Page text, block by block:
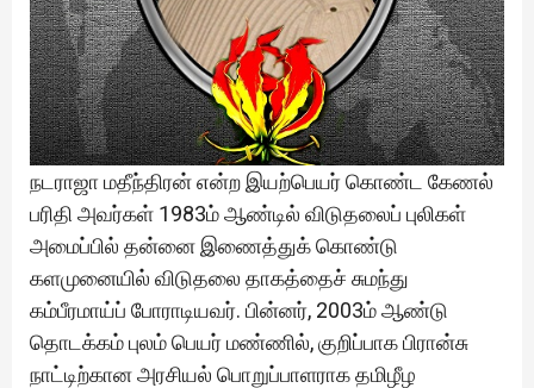
நடராஜா மதீந்திரன் என்ற இயற்பெயர் கொண்ட கேணல்
பரிதி அவர்கள் 1983ம் ஆண்டில் விடுதலைப் புலிகள்
அமைப்பில் தன்னை இணைத்துக் கொண்டு
களமுனையில் விடுதலை தாகத்தைச் சுமந்து
கம்பீரமாய்ப் போராடியவர். பின்னர், 2003ம் ஆண்டு
தொடக்கம் புலம் பெயர் மண்ணில், குறிப்பாக பிரான்சு
நாட்டிற்கான அரசியல் பொறுப்பாளராக தமிழீழ